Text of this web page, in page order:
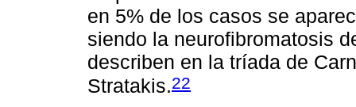
en 5% de los casos se
siendo la neurofibromatosis
describen en la tríada de
Stratakis.22